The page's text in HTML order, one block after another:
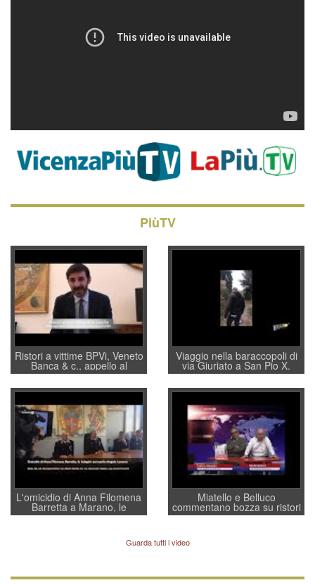
PiùTV
Ristori a vittime BPVi, Veneto
Banca & c., appello al
sottosegretario Alessio
Villarosa: per mettere ordine
convochi con Di Maio CNCU
a supporto della cabina di
regia al Mef
Viaggio nella baraccopoli di
via Giuriato a San Pio X.
Vicenza ai Vicentini: “faremo
un regalo di Natale ai
residenti”
L'omicidio di Anna Filomena
Barretta a Marano, le
indagini dei carabinieri di
Lavarra: più avvincenti di
quelle di... Barbara D'Urso
Miatello e Belluco
commentano bozza su ristori
BPVi e Veneto Banca
Guarda tutti i video